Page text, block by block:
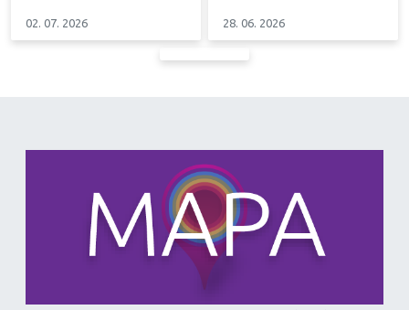
02. 07. 2026 28. 06. 2026